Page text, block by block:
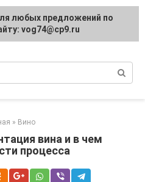
рецепты,
» Вино
вина и в чем
процесса
любых предложений по
vog74@cp9.ru